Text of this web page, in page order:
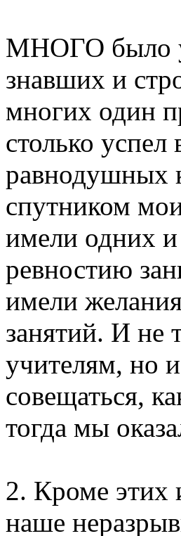
МНОГО было у
знавших и
многих один
столько
равнодушных
спутником
имели одних
ревностию
имели
занятий. И не
учителям, но
совещаться,
тогда мы
2. Кроме этих
наше